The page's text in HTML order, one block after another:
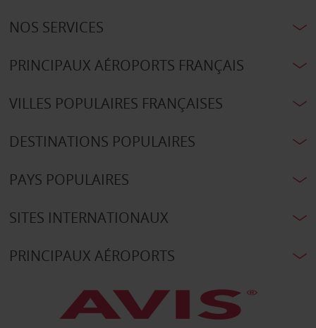
NOS SERVICES
PRINCIPAUX AÉROPORTS FRANÇAIS
VILLES POPULAIRES FRANÇAISES
DESTINATIONS POPULAIRES
PAYS POPULAIRES
SITES INTERNATIONAUX
PRINCIPAUX AÉROPORTS